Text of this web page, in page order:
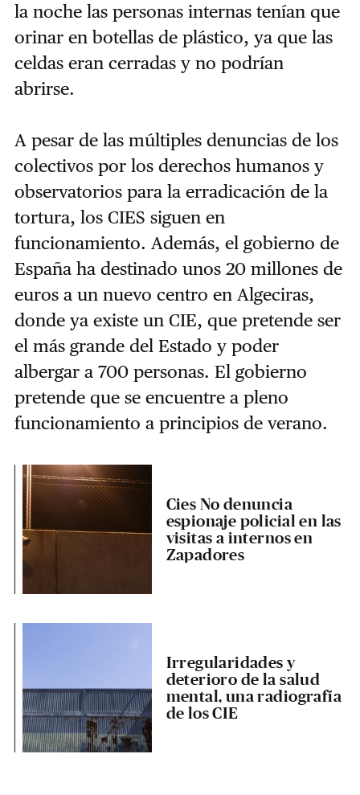
la noche las personas internas tenían que
orinar en botellas de plástico, ya que las
celdas eran cerradas y no podrían
abrirse.
A pesar de las múltiples denuncias de los
colectivos por los derechos humanos y
observatorios para la erradicación de la
tortura, los CIES siguen en
funcionamiento. Además, el gobierno de
España ha destinado unos 20 millones de
euros a un nuevo centro en Algeciras,
donde ya existe un CIE, que pretende ser
el más grande del Estado y poder
albergar a 700 personas. El gobierno
pretende que se encuentre a pleno
funcionamiento a principios de verano.
Cies No denuncia
espionaje policial en las
visitas a internos en
Zapadores
Irregularidades y
deterioro de la salud
mental, una radiografía
de los CIE